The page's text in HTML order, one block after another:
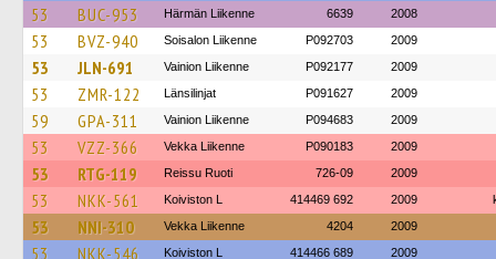
53 BUC-953 Härmän Liikenne 6639 2008
53 BVZ-940 Soisalon Liikenne P092703 2009
53 JLN-691 Vainion Liikenne P092177 2009
53 ZMR-122 Länsilinjat P091627 2009
59 GPA-311 Vainion Liikenne P094683 2009
53 VZZ-366 Vekka Liikenne P090183 2009
53 RTG-119 Reissu Ruoti 726-09 2009
53 NKK-561 Koiviston L 414469 692 2009
53 NNI-310 Vekka Liikenne 4204 2009
53 NKK-546 Koiviston L 414466 689 2009